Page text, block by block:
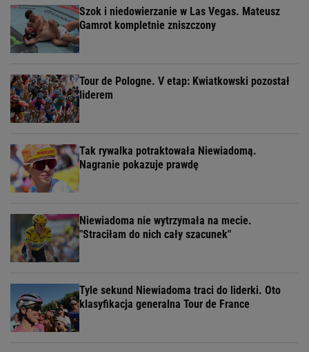
Szok i niedowierzanie w Las Vegas. Mateusz
Gamrot kompletnie zniszczony
Tour de Pologne. V etap: Kwiatkowski pozostał
liderem
Tak rywalka potraktowała Niewiadomą.
Nagranie pokazuje prawdę
Niewiadoma nie wytrzymała na mecie.
"Straciłam do nich cały szacunek"
Tyle sekund Niewiadoma traci do liderki. Oto
klasyfikacja generalna Tour de France